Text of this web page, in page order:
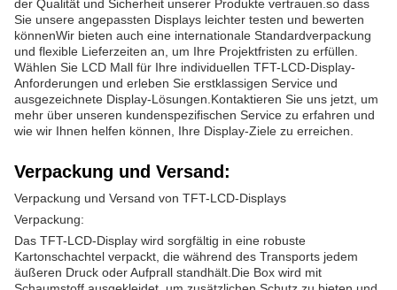
der Qualität und Sicherheit unserer Produkte vertrauen.so dass
Sie unsere angepassten Displays leichter testen und bewerten
könnenWir bieten auch eine internationale Standardverpackung
und flexible Lieferzeiten an, um Ihre Projektfristen zu erfüllen.
Wählen Sie LCD Mall für Ihre individuellen TFT-LCD-Display-
Anforderungen und erleben Sie erstklassigen Service und
ausgezeichnete Display-Lösungen.Kontaktieren Sie uns jetzt, um
mehr über unseren kundenspezifischen Service zu erfahren und
wie wir Ihnen helfen können, Ihre Display-Ziele zu erreichen.
Verpackung und Versand:
Verpackung und Versand von TFT-LCD-Displays
Verpackung:
Das TFT-LCD-Display wird sorgfältig in eine robuste
Kartonschachtel verpackt, die während des Transports jedem
äußeren Druck oder Aufprall standhält.Die Box wird mit